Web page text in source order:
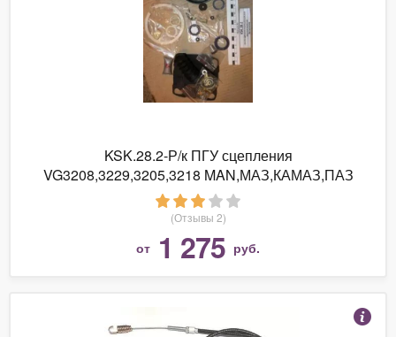
KSK.28.2-Р/к ПГУ сцепления
VG3208,3229,3205,3218 MAN,МАЗ,КАМАЗ,ПАЗ
(Отзывы 2)
от 1 275 руб.